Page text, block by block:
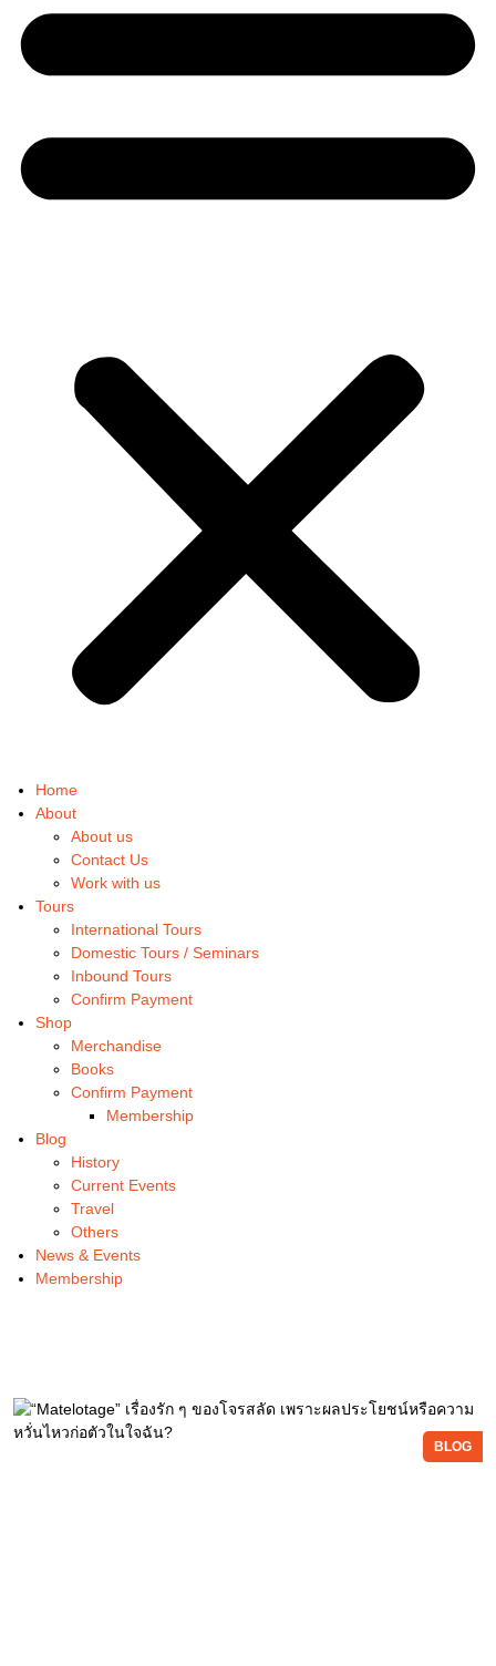
Home
About
About us
Contact Us
Work with us
Tours
International Tours
Domestic Tours / Seminars
Inbound Tours
Confirm Payment
Shop
Merchandise
Books
Confirm Payment
Membership
Blog
History
Current Events
Travel
Others
News & Events
Membership
BLOG